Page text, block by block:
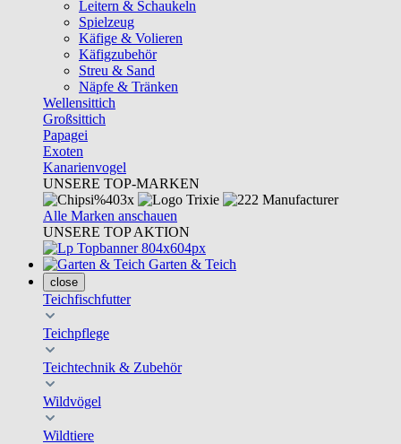
Leitern & Schaukeln
Spielzeug
Käfige & Volieren
Käfigzubehör
Streu & Sand
Näpfe & Tränken
Wellensittich
Großsittich
Papagei
Exoten
Kanarienvogel
UNSERE TOP-MARKEN
Alle Marken anschauen
UNSERE TOP AKTION
Garten & Teich
close
Teichfischfutter
Teichpflege
Teichtechnik & Zubehör
Wildvögel
Wildtiere